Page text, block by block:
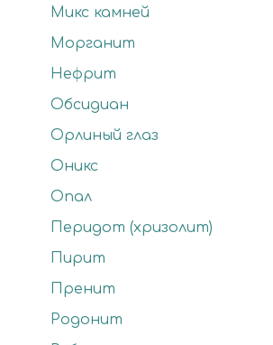
Микс камней
Морганит
Нефрит
Обсидиан
Орлиный глаз
Оникс
Опал
Перидот (хризолит)
Пирит
Пренит
Родонит